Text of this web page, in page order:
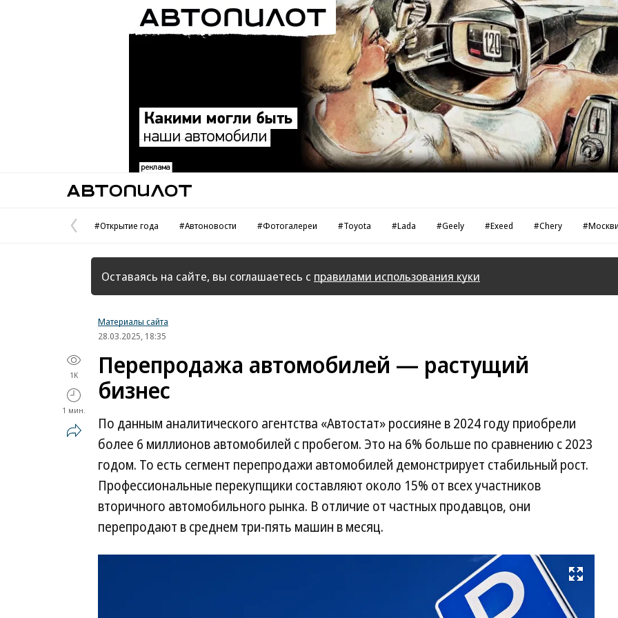
Реклама в «Автопилот» https://www.autopilot.ru/ad
Предыдущая
страница
#Открытие года #Автоновости #Фотогалереи #Toyota #Lada #Geely #Exeed #Chery
Оставаясь на сайте, вы соглашаетесь с правилами использования куки
Материалы сайта
28.03.2025, 18:35
1K
1 мин.
Перепродажа автомобилей — растущий
бизнес
По данным аналитического агентства «Автостат» россияне в 2024 году приобрели
более 6 миллионов автомобилей с пробегом. Это на 6% больше по сравнению с 2023
годом. То есть сегмент перепродажи автомобилей демонстрирует стабильный рост.
Профессиональные перекупщики составляют около 15% от всех участников
вторичного автомобильного рынка. В отличие от частных продавцов, они
перепродают в среднем три-пять машин в месяц.
Развернуть на весь экран